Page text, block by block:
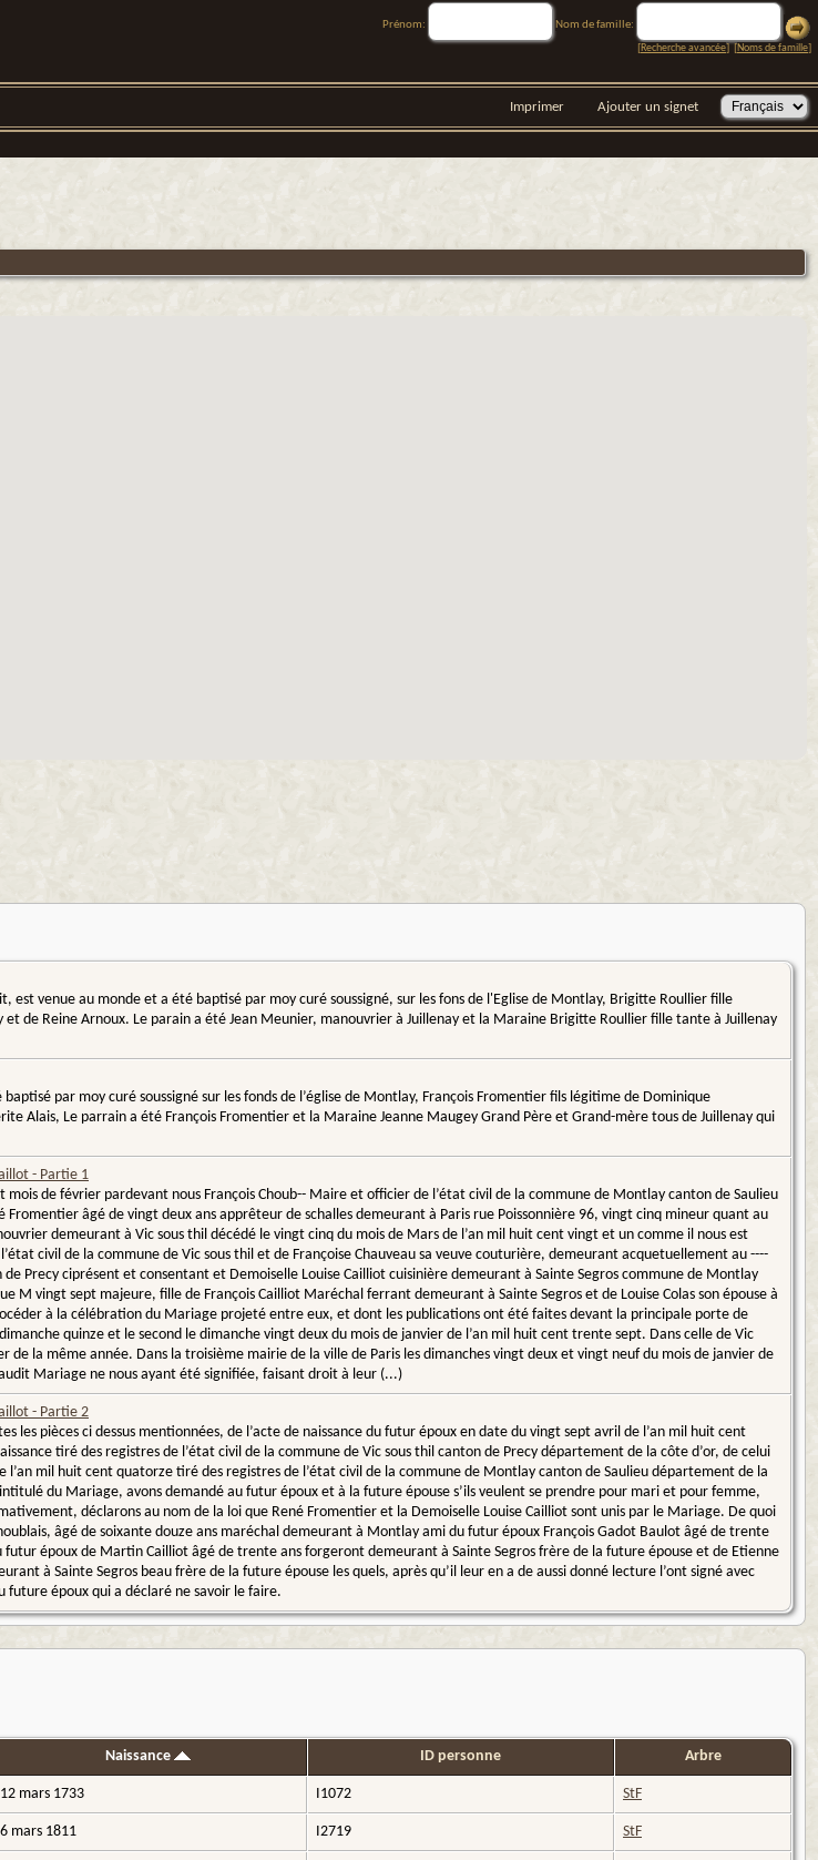
Prénom:
Nom de famille:
[Recherche avancée] [Noms de famille]
Imprimer Ajouter un signet
est venue au monde et a été baptisé par moy curé soussigné, sur les fons de l'Eglise de Montlay, Brigitte Roullier fille
et de Reine Arnoux. Le parain a été Jean Meunier, manouvrier à Juillenay et la Maraine Brigitte Roullier fille tante à Juillenay
par moy curé soussigné sur les fonds de l’église de Montlay, François Fromentier fils légitime de Dominique
Alais, Le parrain a été François Fromentier et la Maraine Jeanne Maugey Grand Père et Grand-mère tous de Juillenay qui
- Partie 1
de février pardevant nous François Choub-- Maire et officier de l’état civil de la commune de Montlay canton de Saulieu
Fromentier âgé de vingt deux ans apprêteur de schalles demeurant à Paris rue Poissonnière 96, vingt cinq mineur quant au
demeurant à Vic sous thil décédé le vingt cinq du mois de Mars de l’an mil huit cent vingt et un comme il nous est
civil de la commune de Vic sous thil et de Françoise Chauveau sa veuve couturière, demeurant acquetuellement au ----
Precy ciprésent et consentant et Demoiselle Louise Cailliot cuisinière demeurant à Sainte Segros commune de Montlay
M vingt sept majeure, fille de François Cailliot Maréchal ferrant demeurant à Sainte Segros et de Louise Colas son épouse à
à la célébration du Mariage projeté entre eux, et dont les publications ont été faites devant la principale porte de
quinze et le second le dimanche vingt deux du mois de janvier de l’an mil huit cent trente sept. Dans celle de Vic
de la même année. Dans la troisième mairie de la ville de Paris les dimanches vingt deux et vingt neuf du mois de janvier de
Mariage ne nous ayant été signifiée, faisant droit à leur (...)
- Partie 2
les pièces ci dessus mentionnées, de l’acte de naissance du futur époux en date du vingt sept avril de l’an mil huit cent
tiré des registres de l’état civil de la commune de Vic sous thil canton de Precy département de la côte d’or, de celui
l’an mil huit cent quatorze tiré des registres de l’état civil de la commune de Montlay canton de Saulieu département de la
du Mariage, avons demandé au futur époux et à la future épouse s’ils veulent se prendre pour mari et pour femme,
déclarons au nom de la loi que René Fromentier et la Demoiselle Louise Cailliot sont unis par le Mariage. De quoi
âgé de soixante douze ans maréchal demeurant à Montlay ami du futur époux François Gadot Baulot âgé de trente
époux de Martin Cailliot âgé de trente ans forgeront demeurant à Sainte Segros frère de la future épouse et de Etienne
à Sainte Segros beau frère de la future épouse les quels, après qu’il leur en a de aussi donné lecture l’ont signé avec
future époux qui a déclaré ne savoir le faire.
Naissance ID personne Arbre
12 mars 1733 I1072 StF
6 mars 1811 I2719 StF